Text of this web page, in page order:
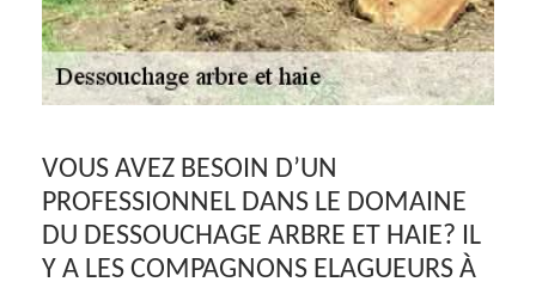
VOUS AVEZ BESOIN D’UN
PROFESSIONNEL DANS LE DOMAINE
DU DESSOUCHAGE ARBRE ET HAIE? IL
Y A LES COMPAGNONS ELAGUEURS À